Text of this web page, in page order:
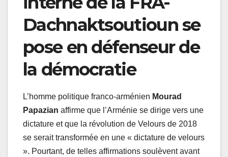
Dachnaktsoutioun se
pose en défenseur de
la démocratie
L’homme politique franco-arménien Mourad
Papazian affirme que l’Arménie se dirige vers une
dictature et que la révolution de Velours de 2018
se serait transformée en une « dictature de velours
». Pourtant, de telles affirmations soulèvent avant